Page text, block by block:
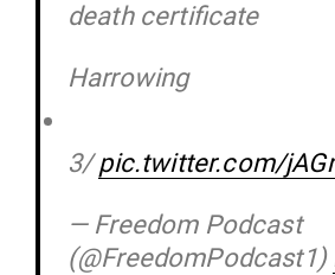
death certificate
Har­rowing
3/pic.twitter.com/
— Freedom Podcast
(@FreedomPodcast1)